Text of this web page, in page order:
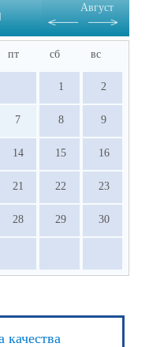
Август
пт сб вс
1 2
7 8 9
14 15 16
21 22 23
28 29 30
качества